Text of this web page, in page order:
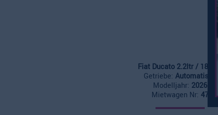
Fiat Ducato 2.2ltr / 180 PS
Getriebe: Automatisch
Modelljahr: 2026
Mietwagen Nr: 47